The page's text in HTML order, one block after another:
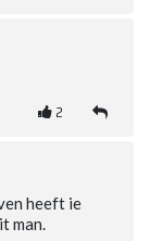
2
heeft ie
man.